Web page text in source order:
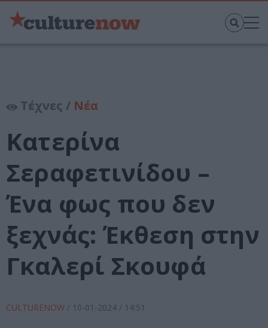
Τέχνες / Νέα
Κατερίνα
Σεραφετινίδου –
Ένα φως που δεν
ξεχνάς: Έκθεση στην
Γκαλερί Σκουφά
CULTURENOW / 10-01-2024 / 14:51